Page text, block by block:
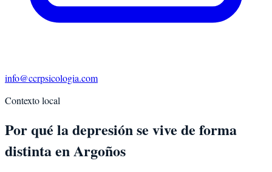
info@ccrpsicologia.com
Contexto local
Por qué la depresión se vive de forma
distinta en Argoños